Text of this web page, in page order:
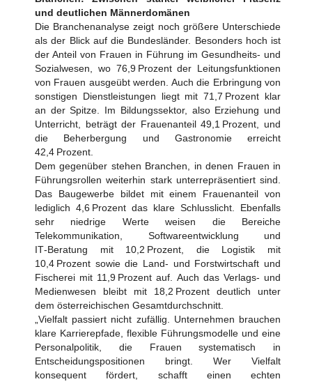
und deutlichen Männerdomänen
Die Branchenanalyse zeigt noch größere Unterschiede
als der Blick auf die Bundesländer. Besonders hoch ist
der Anteil von Frauen in Führung im Gesundheits‑ und
Sozialwesen, wo 76,9 Prozent der Leitungsfunktionen
von Frauen ausgeübt werden. Auch die Erbringung von
sonstigen Dienstleistungen liegt mit 71,7 Prozent klar
an der Spitze. Im Bildungssektor, also Erziehung und
Unterricht, beträgt der Frauenanteil 49,1 Prozent, und
die Beherbergung und Gastronomie erreicht
42,4 Prozent.
Dem gegenüber stehen Branchen, in denen Frauen in
Führungsrollen weiterhin stark unterrepräsentiert sind.
Das Baugewerbe bildet mit einem Frauenanteil von
lediglich 4,6 Prozent das klare Schlusslicht. Ebenfalls
sehr niedrige Werte weisen die Bereiche
Telekommunikation, Softwareentwicklung und
IT‑Beratung mit 10,2 Prozent, die Logistik mit
10,4 Prozent sowie die Land‑ und Forstwirtschaft und
Fischerei mit 11,9 Prozent auf. Auch das Verlags‑ und
Medienwesen bleibt mit 18,2 Prozent deutlich unter
dem österreichischen Gesamtdurchschnitt.
„Vielfalt passiert nicht zufällig. Unternehmen brauchen
klare Karrierepfade, flexible Führungsmodelle und eine
Personalpolitik, die Frauen systematisch in
Entscheidungspositionen bringt. Wer Vielfalt
konsequent fördert, schafft einen echten